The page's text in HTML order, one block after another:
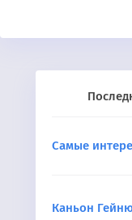
Самые
Каньон